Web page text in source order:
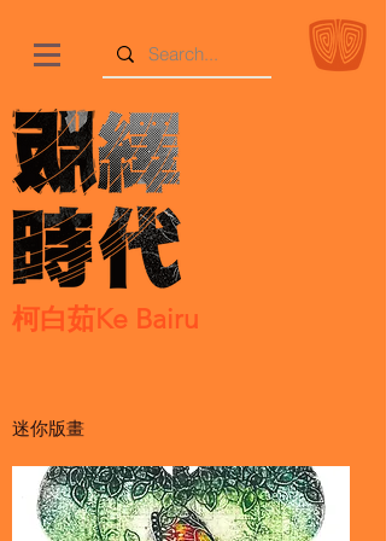
柯白茹Ke Bairu
迷你版畫